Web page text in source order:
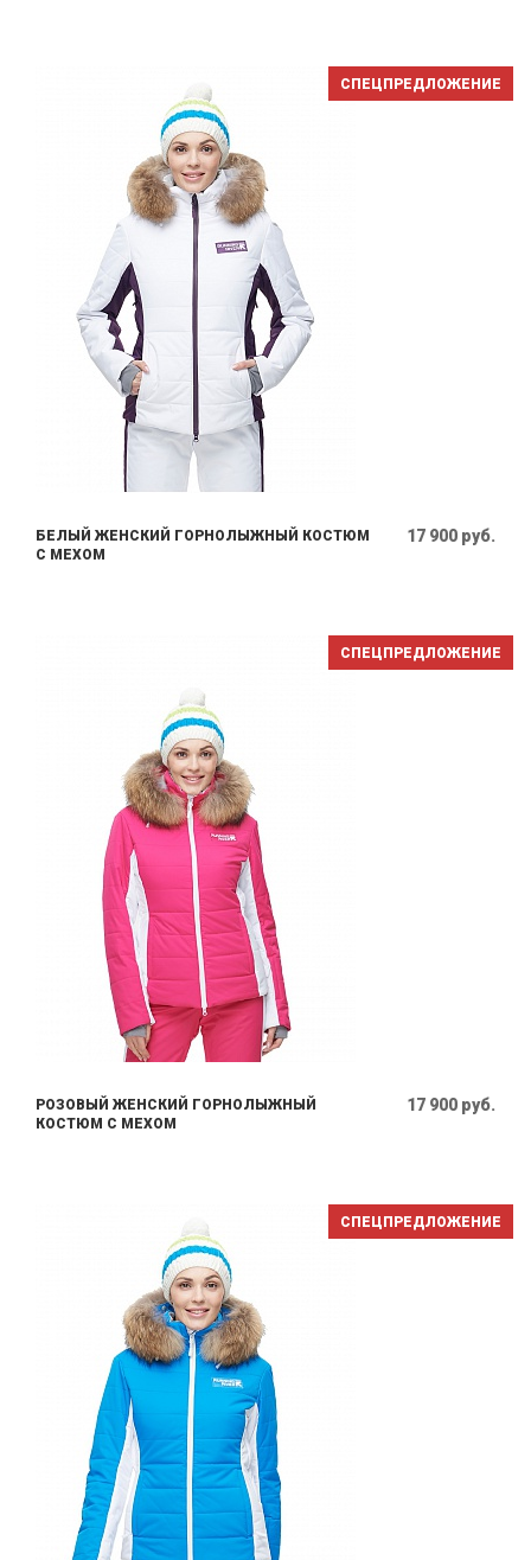
СПЕЦПРЕДЛОЖЕНИЕ
БЕЛЫЙ ЖЕНСКИЙ ГОРНОЛЫЖНЫЙ КОСТЮМ
С МЕХОМ
17 900 руб.
СПЕЦПРЕДЛОЖЕНИЕ
РОЗОВЫЙ ЖЕНСКИЙ ГОРНОЛЫЖНЫЙ
КОСТЮМ С МЕХОМ
17 900 руб.
СПЕЦПРЕДЛОЖЕНИЕ